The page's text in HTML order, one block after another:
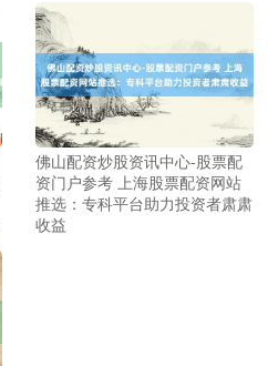
佛山配资炒股资讯中心-股票配
资门户参考 上海股票配资网站
推选：专科平台助力投资者肃肃
收益